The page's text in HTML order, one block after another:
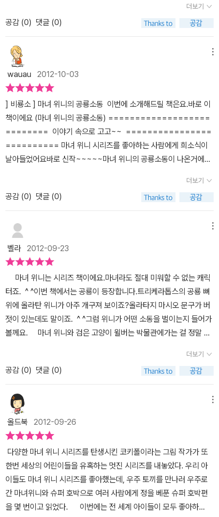
본 이야기들을 그대로 하는 경우가 많았다. 엄마가 미처 기억 못하는
공룡을 데리고 돌아온 마녀 위니.도대체 어쩌자고 이렇게 무대뽀인거
야? 어른들은 생각하겠지만, 아이들 눈에는 정말 호기심 대장이자 매
력 덩어리도 비춰지지 않을까 싶다.머핀도 안 먹겠다 하고, 집안의 장
미 나무 등 정원을 모두 쑥대밭을 만들어버리는 트리케라톱스를 보고
서도 위니는 큰 고민 없이 간단히 해결해버리기도 하였다. 아이가 좋
아해 자주 같이 읽다보니, 이제는 하나하나의 그림까지 눈에 쏙쏙 들
어오기 시작하였다.좀 거칠고 어수선한 톤으로 그려진줄 알았던그림
들이 하나하나의 배경들, 예를 들어 성의 세세한 부분까지도 얼마나
신경을 써서 그리고, 마녀위니의 머리카락 한올까지도 정성스레 표현
을 하는지에 눈길이 가기 시작하였다. 그러다보니 동화속 주인공들도
무척 돋보이기 시작하였다. 역시 아이가 좋아하는 작품이 중요한 것
모습을 그림으로 그리는 위니,하지만 윌버는 커다란 공룡이 무섭다.
뿔도 달려 있고 발톱도 무섭고 몸집도 무척이나 크고. 위니는 그림을
박물과능로 뿅. 생생한 그림을 그려 왔지만,그리고 다른 친구들도 그
림을 잘 그렸지만 상은 위니가 타고 온 '공룡'이 받게 되었다. 왜 공룡
이 받았을까? 공룡이 주인공이라서 일까. 위니는 공룡을 집에 데리고
와 자신이 먹는 것을 주었지만 공룡은 자신의 화단에서 나무며 꽃을
뜯어 먹었다. 그래서 공룡을 작게 만들었더니 위니도 좋고 윌버에게
도 친구가 생겨 좋게 되었다는 해피엔딩. 공룡은 왜 사라졌을까? 왜
사라져 박물관에 하얀 뼈로만 존재하게 되었을까? 공룡이 정말 먼 세
계에서는 살았을까? 그리고 공룡의 종류에는 무엇들이 있을까? 짧지
만 화려하고재밌는 그림과 함께 읽으며 상상력을 마음대로 펼 수 있
리즈가 될 듯한 책이다. 아이들이 좋아할 듯한 책이기도 하고. 아이들
은 화려한 것에 시선을 빼앗긴다. 많은 이야기 보다는 아이들이 직접
이야기를 상상해 낼 수 있는 그림이 있어 더욱 재밌게 읽을 책이다.
게 공룡책에 푹 빠져 살면서 공룡박사가 되었는데긴공룡 이름을 하나
더 알게 되면서 소원이 하나 생기더라구요.바로 공룡을 직접 만나 보
는 것박물관에 가서 공룡을 자주 보지만 성에 차지 않는 듯'나도 애완
공룡 키워보고 싶어' 라고 말했어 거든요. 그런데 마녀위니가 공룡시
대로 날아가 트리케라톱스를 데려온 것이지요.마냥 부러운 눈으로 마
녀위니를 바라보는 아들읽고 또 읽고'엄마 내가 만약 공룡을 데려올
수 있다면 나는 티라노 사우루스를 데려올거야. 나는 몸이 말라 힘이
약하지만 티라노사우루스는 가장 힘이 쎈 공룡이니까 나는 무서울게
없어.'아들의 말에 짠..그냥 있을 수 없어서 아들의 기분을 업시켜줄
무언거를 생각해 냈어요.'아들 여기 봐.마녀위니가 그린 그림말이야.
어디서 많이 본 그림 같아.''이거 피카소 그림이랑 비슷한데..''그치..역
시 어디서 많아 본 듯한 그림이더라고.역시 우리 아들은 그림박사야.
최고.'이런 즐거움이 숨겨져있더라구요.피카소,반 고흐의 그림이 그림
속에 쏙..그 말 밤..책을 덮고 아들은 공룡 그리기에 한창이였습니다.
더보기
공감 (0) 댓글 (0)
wauau 2012-10-03
] 비룡소 ] 마녀 위니의 공룡소동 이번에 소개해드릴 책은요.바로 이
책이에요 (마녀 위니의 공룡소동) ===================
======== 이야기 속으로 고고~~ ================
========== 마녀 위니 시리즈를 좋아하는 사람에게 희소식이
날아들었어요바로 신작~~~~~마녀 위니의 공룡소동이 나온거에
을 좋아해요..여러가지 신기한것들을 볼수 있어서죠그중에서 ...공룡
에 대해서 정말 관심이 많아요.. 그러던 어느날박물관에 무신 일이
있나봐요..내려가 보니..공룡그리기 대회가 있네요.. 우리의 마녀위니
빠질수 없죠?도전하는데.. 생각처럼 쉽지가 않아요..그래서 떠나요..
길을 떠나요...공룡을 찾아서.. 자 그럼 찾았나요?트리케라톱스....드
뎌 찾았어요.. 자 그럼 여행에서 만난 공룡 트리케라톱스도 봤으니대
회에서 우승을 했을까요?? 누가 제일 잘했죠?실물과 같은 트리케라
톱스겠죠 그런데 공룡은 어디로 갔죠?바로 마녀위니와 같이 있네
요..행복해 보이죠? 저 행복해 보이는 마녀위니의 모습어찌 엄마를
닮았네요..ㅋ ================책을 읽고 난 후의 엄마와
딸의 소감을 말하자면요===========우리의 마녀 위니가 공룡
을 찾아 길을 떠나는데요떠나는 길에서 만난오늘의 주인공트리테라
톱슬로 보고멋진 그림을 그리고 같이 돌아온 마녀위니 역시 우리의
마녀위니는 절 실망시키지 않네요 아빠와 오봇한 시간을 보내는 우리
들어줬답니다. 우리 뚱이에게멋진 창작책으로친구 마녀위니가 되어
같이 떠나보면 좋겠네요꿈속에서 만나렴..[[
더보기
공감 (0) 댓글 (0)
벨라 2012-09-23
마녀 위니는 시리즈 책이에요.마녀라도 절대 미워할 수 없는 캐릭
터죠. ^ ^이번 책에서는 공룡이 등장합니다.트리케라톱스의 공룡 뼈
위에 올라탄 위니가 아주 개구져 보이죠?올라타지 마시오 문구가 버
젓이 있는데도 말이죠. ^ ^그럼 위니가 어떤 소동을 벌이는지 들어가
볼께요. 마녀 위니와 검은 고양이 윌버는 박물관에가는 걸 정말 좋
호기심을 끌 여러가지 것들이 있었지만, 그 중에서도위니는 공룡 전
시실을 제일 좋아했어요.공룡 모형과 공룡 뼈와 공룡 발자국 화석을
구경하다 보면 시간 가는 줄 몰랐거든요.위니는 언젠가 살아있는 공
룡을 만나고 싶다 말하기도 했어요.박물관 뜰에는 무지 큰 공룡 뼈가
전시되어 있었어요.공룡 축제가 한창이었는데, 아주 특별한 대회가
열리고 있어사람들도 와글와글 바글바글했어요.특별한 대회란 바로
공룡 그리기 대회였어요.공룡의 화석을 자세히 살펴보고공룡의 모습
을 멋지게 그려보는 것이었지요.위니는 언래 상 받는 걸 무척 좋아합
니다.그래서 공룡 뼈를 아주 꼼꼼히 살펴보고 관찰했지요.끙끙 고민
하다 위니한테 아주 좋은 생각이 떠올랐어요.과연 어떤 아이디어가
떠오른 것일까요? ^ ^ 마녀 위니 시리즈는 아이들에게 무척 인기 많
은 책이지요.위니를 표현한 그림도 무척 유쾌하구요.언제나 호주머니
더보기
공감 (0) 댓글 (0)
올드북 2012-09-26
다양한 마녀 위니 시리즈를 탄생시킨 코키폴이라는 그림 작가가 또
한번 세상의 어린이들을 유혹하는 멋진 시리즈를 내놓았다. 우리 아
이들도 마녀 위니 시리즈를 좋아했는데, 우주 토끼를 만나러 우주로
간 마녀위니와 슈퍼 호박으로 여러 사람에게 정을 베푼 슈퍼 호박편
을 몇 번이고 읽었다. 이번에는 전 세계 아이들이 모두 좋아하